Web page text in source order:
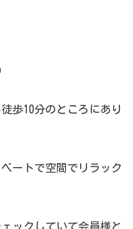
歩10分のところにあり
ートで空間でリラック
ックしていて会員様と